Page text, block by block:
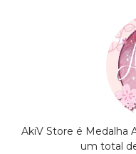
AkiV Store é Medalha
um total